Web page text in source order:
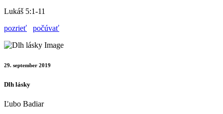
Lukáš 5:1-11
pozrieť
počúvať
29. september 2019
Dlh lásky
Ľubo Badiar